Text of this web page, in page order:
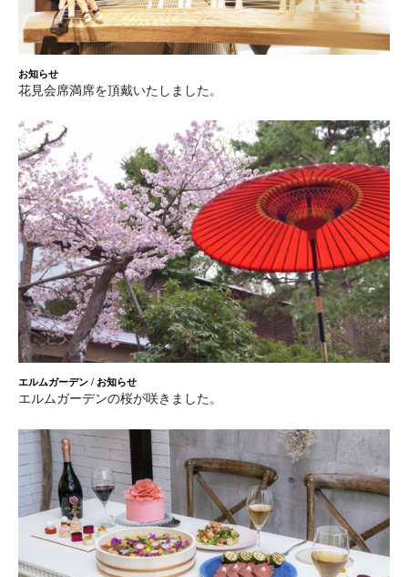
お知らせ
花見会席満席を頂戴いたしました。
エルムガーデン / お知らせ
エルムガーデンの桜が咲きました。